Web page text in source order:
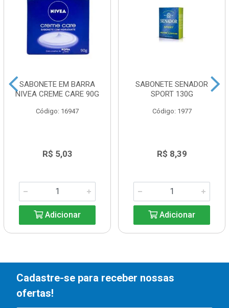
SABONETE EM BARRA
NIVEA CREME CARE 90G
Código: 16947
R$ 5,03
Adicionar
SABONETE SENADOR
SPORT 130G
Código: 1977
R$ 8,39
Adicionar
Cadastre-se para receber nossas
ofertas!